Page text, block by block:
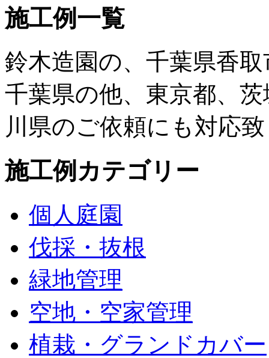
施工例一覧
鈴木造園の、千葉県香
千葉県の他、東京都、
川県のご依頼にも対応
施工例カテゴリー
個人庭園
伐採・抜根
緑地管理
空地・空家管理
植栽・グランドカバー